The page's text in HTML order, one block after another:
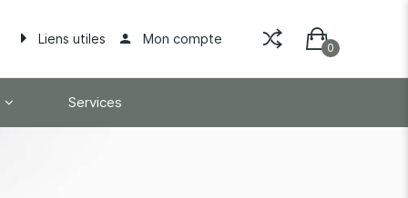
Liens utiles Mon compte
Services